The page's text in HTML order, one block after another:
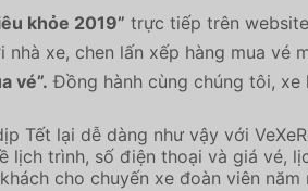
khỏe 2019” trực tiếp trên
xe, chen lấn xếp hàng mua vé
vé”. Đồng hành cùng chúng tôi, xe
Tết lại dễ dàng như vậy với
trình, số điện thoại và giá vé,
cho chuyến xe đoàn viên năm